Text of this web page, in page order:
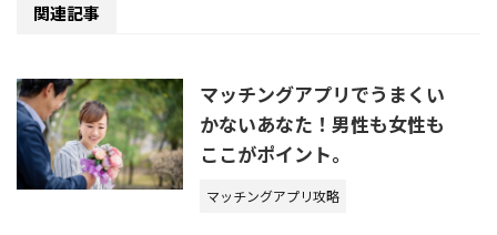
関連記事
マッチングアプリでうまくい
かないあなた！男性も女性も
ここがポイント。
マッチングアプリ攻略